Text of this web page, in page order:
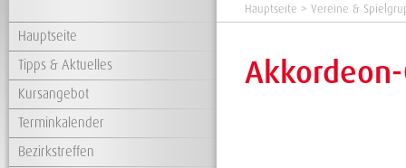
Hauptseite
Tipps & Aktuelles
Kursangebot
Terminkalender
Bezirkstreffen
Hauptseite > Vereine &